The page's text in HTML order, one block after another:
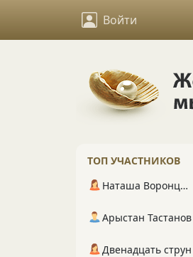
Войти
ТОП УЧАСТНИКОВ
Наташа Воронцова
Арыстан Тастанов
Двенадцать струн